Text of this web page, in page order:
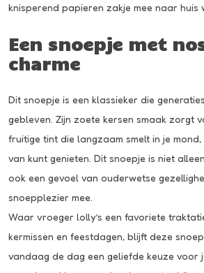
knisperend papieren zakje mee naar huis
Een snoepje met
charme
Dit snoepje is een klassieker die
gebleven. Zijn zoete kersen smaak zorgt
fruitige tint die langzaam smelt in je
van kunt genieten. Dit snoepje is niet
ook een gevoel van ouderwetse
snoepplezier mee.
Waar vroeger lolly’s een favoriete
kermissen en feestdagen, blijft deze
vandaag de dag een geliefde keuze voor